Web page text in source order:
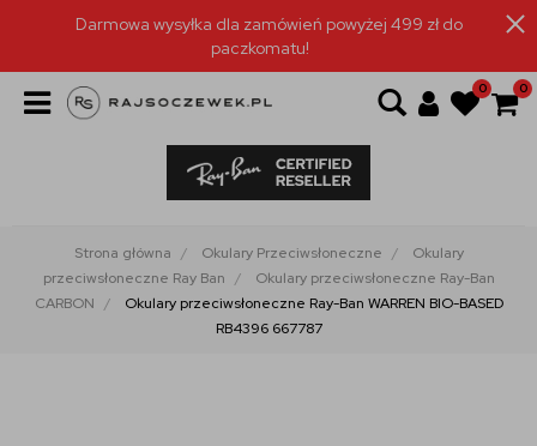
Darmowa wysyłka dla zamówień powyżej 499 zł do
paczkomatu!
0 0
Strona główna Okulary Przeciwsłoneczne
Okulary
przeciwsłoneczne Ray Ban
Okulary przeciwsłoneczne Ray-Ban
CARBON
Okulary przeciwsłoneczne Ray-Ban WARREN BIO-BASED
RB4396 667787